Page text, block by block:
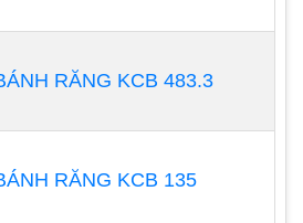
năng có thể được thay
thẳng đứng
đứng còn được gọi là máy
máy bơm này sử dụng một
kế duy trì cho phép khối
vì các ổ trục nằm bên ngoài
RĂNG KCB 483.3
RĂNG KCB 135